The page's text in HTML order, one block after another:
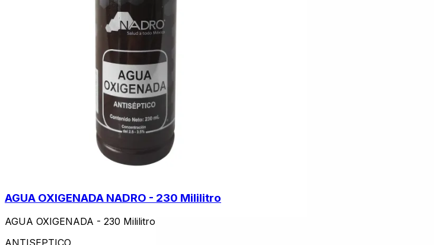
AGUA OXIGENADA NADRO - 230 Mililitro
AGUA OXIGENADA - 230 Mililitro